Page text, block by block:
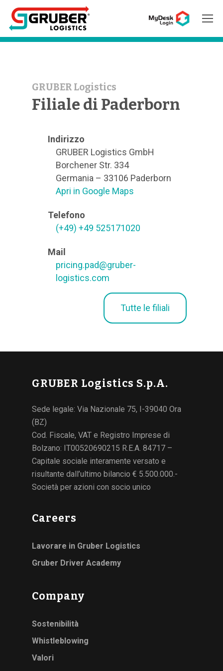
GRUBER Logistics
Filiale di Paderborn
Indirizzo
GRUBER Logistics GmbH
Borchener Str. 334
Germania – 33106 Paderborn
Apri in Google Maps
Telefono
(+49) +49 525171020
Mail
pricing.pad@gruber-
logistics.com
Tutte le filiali
GRUBER Logistics S.p.A.
Sede legale: Via Nazionale 75, I-39040 Ora
(BZ)
Cod. Fiscale, VAT e Registro Imprese di
Bolzano: IT00520690215 R.E.A. 84717 –
Capitale sociale interamente versato e
risultante dall’ultimo bilancio € 5.500.000.-
Società per azioni con socio unico
Careers
Lavorare in Gruber Logistics
Gruber Driver Academy
Company
Sostenibilità
Whistleblowing
Valori